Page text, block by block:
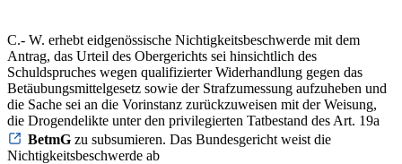
C.- W. erhebt eidgenössische Nichtigkeitsbeschwerde mit dem
Antrag, das Urteil des Obergerichts sei hinsichtlich des
Schuldspruches wegen qualifizierter Widerhandlung gegen das
Betäubungsmittelgesetz sowie der Strafzumessung aufzuheben und
die Sache sei an die Vorinstanz zurückzuweisen mit der Weisung,
die Drogendelikte unter den privilegierten Tatbestand des Art. 19a
BetmG zu subsumieren. Das Bundesgericht weist die
Nichtigkeitsbeschwerde ab